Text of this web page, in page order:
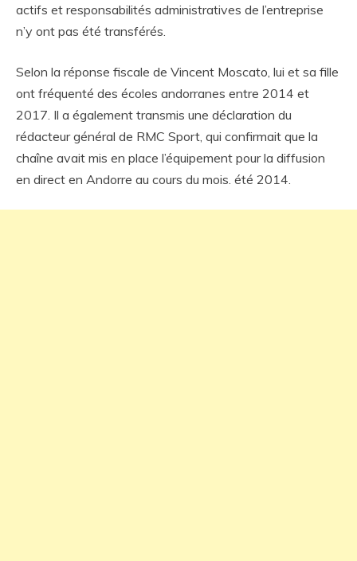
actifs et responsabilités administratives de l’entreprise
n’y ont pas été transférés.
Selon la réponse fiscale de Vincent Moscato, lui et sa fille
ont fréquenté des écoles andorranes entre 2014 et
2017. Il a également transmis une déclaration du
rédacteur général de RMC Sport, qui confirmait que la
chaîne avait mis en place l’équipement pour la diffusion
en direct en Andorre au cours du mois. été 2014.